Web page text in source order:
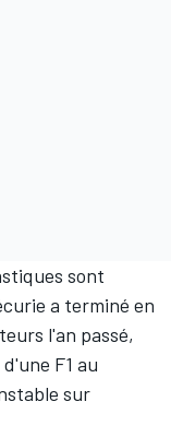
sont
a terminé en
l'an passé,
F1 au
sur